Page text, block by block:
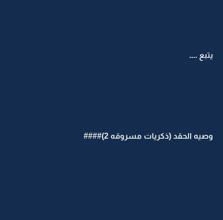
يتبع ....
وصيه الحقد (ذكريات مسروقه 2)####